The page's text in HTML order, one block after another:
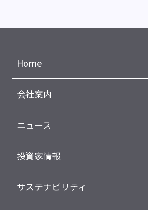
Home
会社案内
ニュース
投資家情報
サステナビリティ